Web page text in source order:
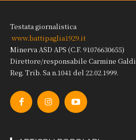
Testata giornalistica
www.battipaglia1929.it
Minerva ASD APS (C.F. 91076630655)
Direttore/responsabile Carmine Galdi
Reg. Trib. Sa n.1041 del 22.02.1999.